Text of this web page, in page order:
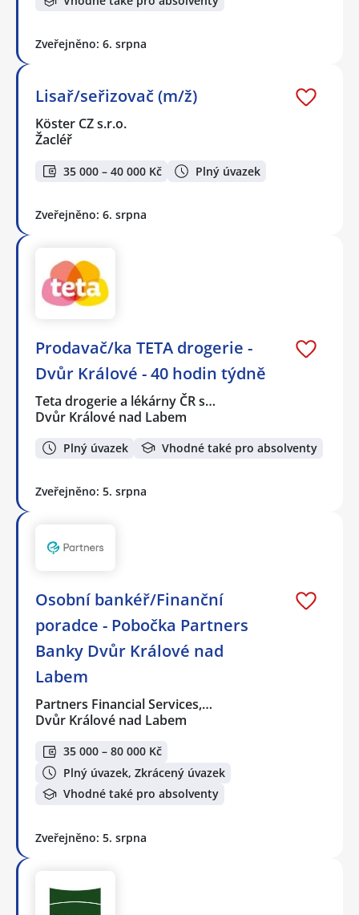
Zveřejněno: 6. srpna
Lisař/seřizovač (m/ž)
Köster CZ s.r.o.
Žacléř
35 000 – 40 000 Kč Plný úvazek
Zveřejněno: 6. srpna
Prodavač/ka TETA drogerie -
Dvůr Králové - 40 hodin týdně
Teta drogerie a lékárny ČR s…
Dvůr Králové nad Labem
Plný úvazek Vhodné také pro absolventy
Zveřejněno: 5. srpna
Osobní bankéř/Finanční
poradce - Pobočka Partners
Banky Dvůr Králové nad
Labem
Partners Financial Services,…
Dvůr Králové nad Labem
35 000 – 80 000 Kč
Plný úvazek, Zkrácený úvazek
Vhodné také pro absolventy
Zveřejněno: 5. srpna